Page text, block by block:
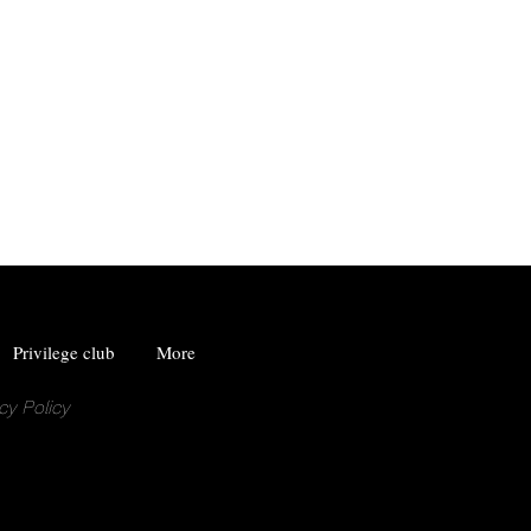
Privilege club More
Policy